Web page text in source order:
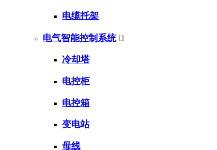
电缆托架
电气智能控制系统 
冷却塔
电控柜
电控箱
变电站
母线